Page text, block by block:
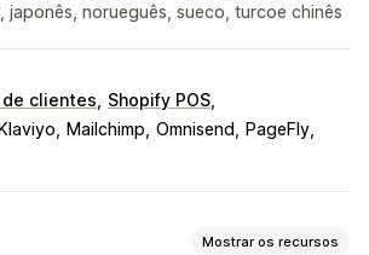
japonês, norueguês, sueco, turcoe chinês
de clientes
Shopify POS
Klaviyo Mailchimp Omnisend
PageFly
Mostrar os recursos